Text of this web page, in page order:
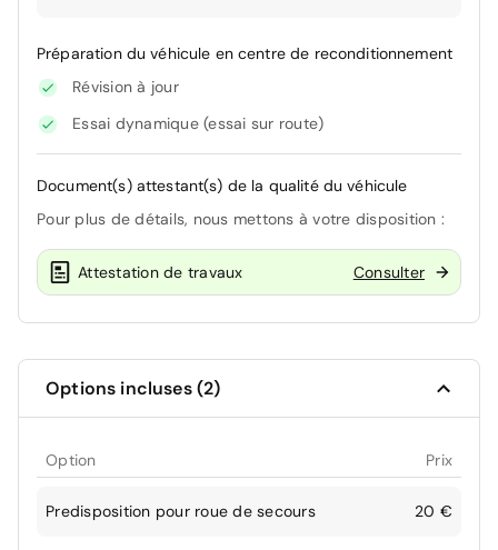
Préparation du véhicule en centre de reconditionnement
Révision à jour
Essai dynamique (essai sur route)
Document(s) attestant(s) de la qualité du véhicule
Pour plus de détails, nous mettons à votre disposition :
Attestation de travaux Consulter
Options incluses (2)
Option Prix
Predisposition pour roue de secours 20 €